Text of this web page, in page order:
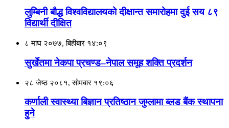
लुम्बिनी बौद्ध विश्वविद्यालयको दीक्षान्त समारोहमा दुई सय ८९
विद्यार्थी दीक्षित
८ माघ २०७७, बिहीबार १४:०९
सुर्खेतमा नेकपा प्रचण्ड–नेपाल समूह शक्ति प्रदर्शन
२८ जेष्ठ २०८१, सोमबार १९:०६
कर्णाली स्वास्थ्या बिज्ञान प्रतिष्ठान जुम्लामा ब्लड बैंक स्थापना
हुने